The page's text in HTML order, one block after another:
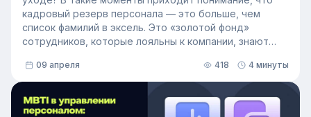
кадровый резерв персонала — это больше, чем
список фамилий в эксель. Это «золотой фонд»
сотрудников, которые лояльны к компании, знают
освободившуюся должность. Не у каждой компании
есть такой документ, потому что собирать его
вручную — трудоёмкая задача. Однако с приходом
автоматизации формирование кадрового запаса
09 апреля 418 4 минуты